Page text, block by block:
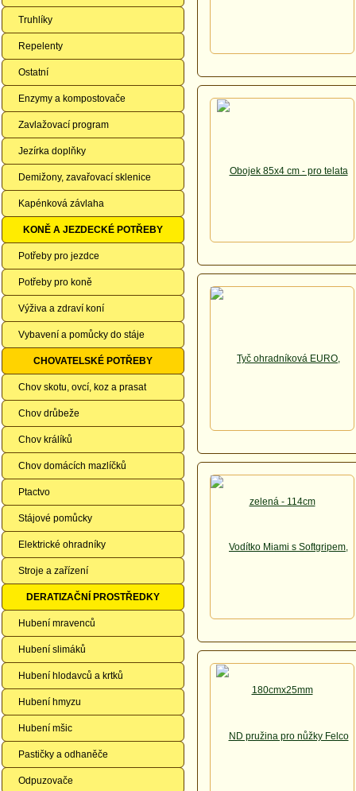
Truhlíky
Repelenty
Ostatní
Enzymy a kompostovače
Zavlažovací program
Jezírka doplňky
Demižony, zavařovací sklenice
Kapénková závlaha
KONĚ A JEZDECKÉ POTŘEBY
Potřeby pro jezdce
Potřeby pro koně
Výživa a zdraví koní
Vybavení a pomůcky do stáje
CHOVATELSKÉ POTŘEBY
Chov skotu, ovcí, koz a prasat
Chov drůbeže
Chov králíků
Chov domácích mazlíčků
Ptactvo
Stájové pomůcky
Elektrické ohradníky
Stroje a zařízení
DERATIZAČNÍ PROSTŘEDKY
Hubení mravenců
Hubení slimáků
Hubení hlodavců a krtků
Hubení hmyzu
Hubení mšic
Pastičky a odhaněče
Odpuzovače